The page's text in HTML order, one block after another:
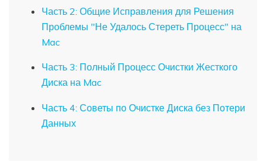
Часть 2: Общие Исправления для Решения
Проблемы "Не Удалось Стереть Процесс" на
Mac
Часть 3: Полный Процесс Очистки Жесткого
Диска на Mac
Часть 4: Советы по Очистке Диска без Потери
Данных